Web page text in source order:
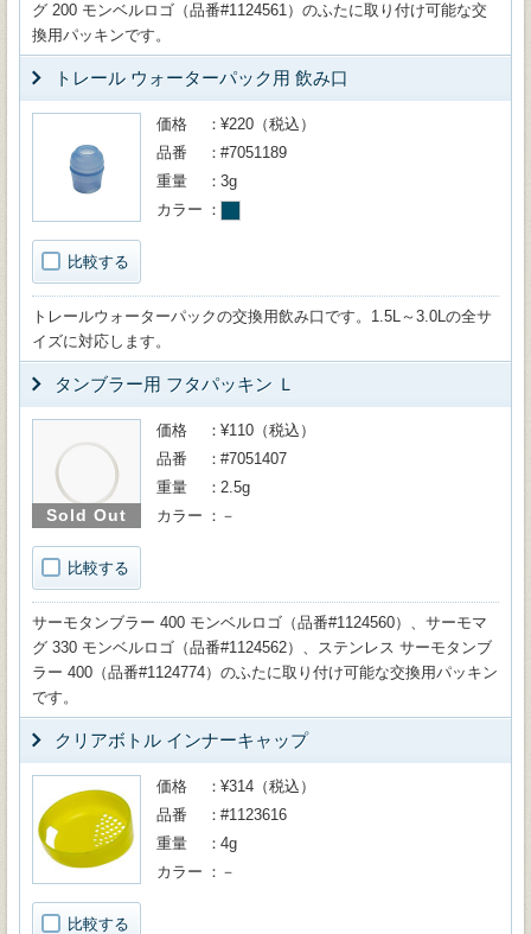
グ 200 モンベルロゴ（品番#1124561）のふたに取り付け可能な交
換用パッキンです。
トレール ウォーターパック用 飲み口
比較する
価格
¥220（税込）
品番
#7051189
重量
3g
カラー
トレールウォーターパックの交換用飲み口です。1.5L～3.0Lの全サ
イズに対応します。
タンブラー用 フタパッキン Ｌ
Sold Out
比較する
価格
¥110（税込）
品番
#7051407
重量
2.5g
カラー
－
サーモタンブラー 400 モンベルロゴ（品番#1124560）、サーモマ
グ 330 モンベルロゴ（品番#1124562）、ステンレス サーモタンブ
ラー 400（品番#1124774）のふたに取り付け可能な交換用パッキン
です。
クリアボトル インナーキャップ
比較する
価格
¥314（税込）
品番
#1123616
重量
4g
カラー
－